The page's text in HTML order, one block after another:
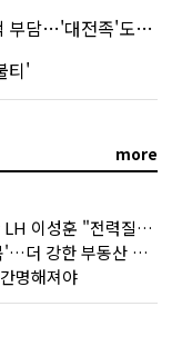
담…'대전족'도 불똥
티'
more
주택공급 '속도' 강조한 LH 이성훈 "전력질주해야"
한 발 빠른 '김용범 페북'…더 강한 부동산 규제 나오나
명해져야